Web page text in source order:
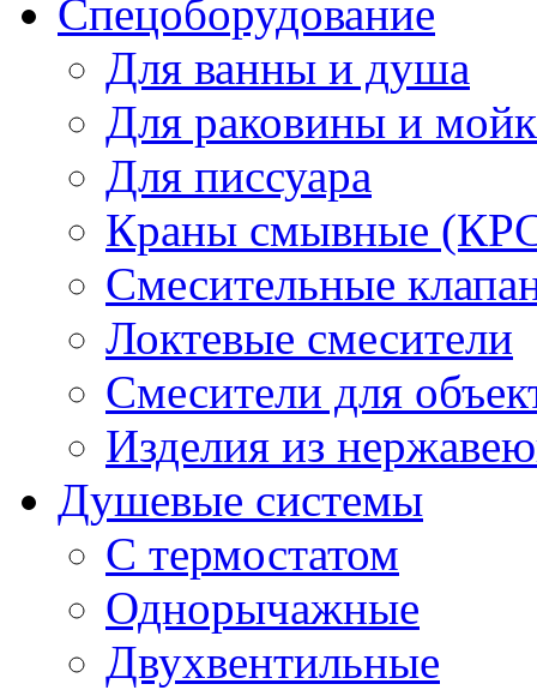
Спецоборудование
Для ванны и душа
Для раковины и
Для писсуара
Краны смывные
Смесительные
Локтевые смесители
Смесители для
Изделия из
Душевые системы
С термостатом
Однорычажные
Двухвентильные